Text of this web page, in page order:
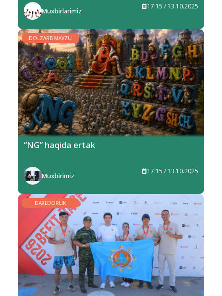
Muxbirlarimiz
17:15 / 13.10.2025
DOLZARB MAVZU
“NG” haqida ertak
Muxbirimiz
17:15 / 13.10.2025
DAXLDORLIK